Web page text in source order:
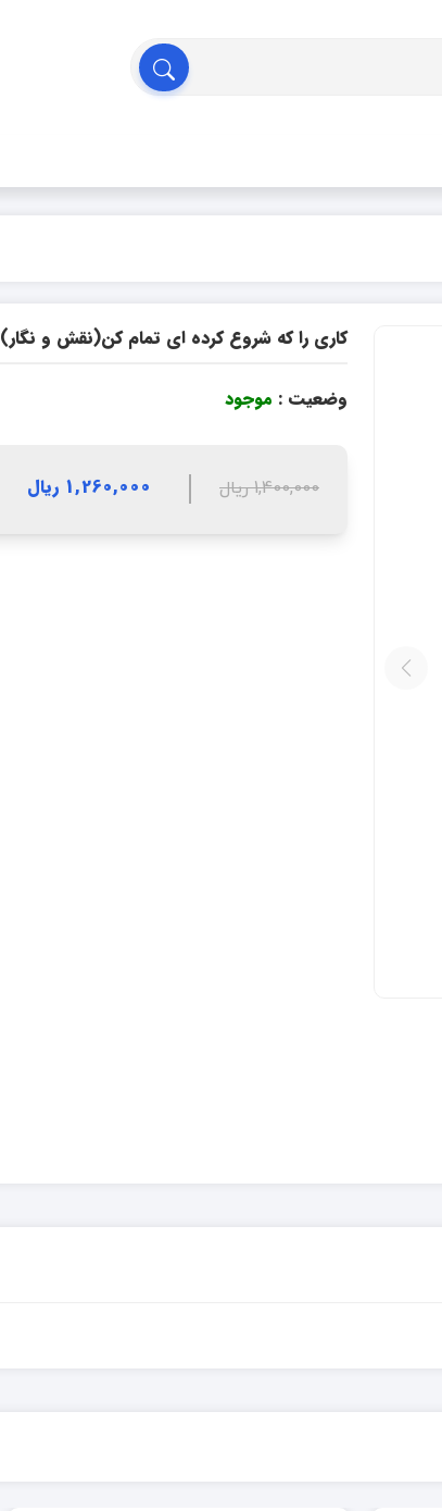
کاری را که شروع کرده ای تمام کن(نقش و نگار)
وضعیت : موجود
1,400,000 ریال 1,260,000 ریال